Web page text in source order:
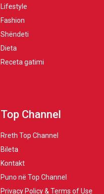
Lifestyle
Fashion
Shëndeti
Dieta
Receta gatimi
Top Channel
Rreth Top Channel
Bileta
Kontakt
Puno në Top Channel
Privacy Policy & Terms of Use